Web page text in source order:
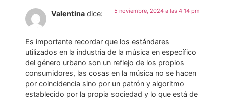
Valentina dice: 5 noviembre, 2024 a las 4:14 pm
Es importante recordar que los estándares
utilizados en la industria de la música en específico
del género urbano son un reflejo de los propios
consumidores, las cosas en la música no se hacen
por coincidencia sino por un patrón y algoritmo
establecido por la propia sociedad y lo que está de